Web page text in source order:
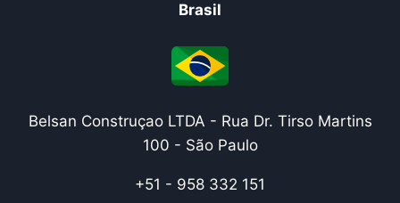
Brasil
Belsan Construçao LTDA - Rua Dr. Tirso Martins
100 - São Paulo
+51 - 958 332 151